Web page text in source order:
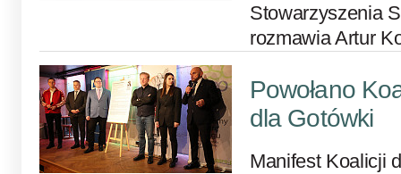
Stowarzyszenia
rozmawia Artur
Powołano
dla Gotówki
Manifest Koalicji